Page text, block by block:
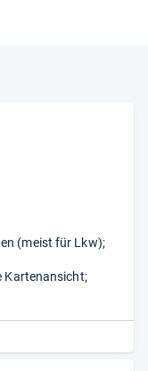
(meist für Lkw);
Kartenansicht;